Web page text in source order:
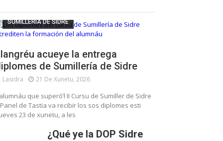
SUMILLERÍA DE SIDRE
acueye la entrega
de Sumillería de Sidre
Lasidra 21 De Xunetu, 2026
que superó’l II Cursu de Sumiller de Sidre
de Tastia va recibir los sos diplomes esti
23 de xunetu, a les
¿Qué ye la DOP Sidre